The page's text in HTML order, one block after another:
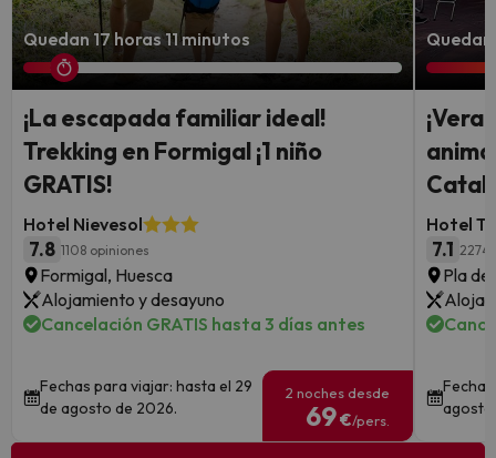
Quedan 17 horas 11 minutos
¡La escapada familiar ideal!
Trekking en Formigal ¡1 niño
GRATIS!
Hotel Nievesol
7.8 1108 opiniones
Formigal, Huesca
Alojamiento y desayuno
Cancelación GRATIS hasta 3 días antes
Fechas para viajar: hasta el 29
de agosto de 2026.
2 noches desde
69€/pers.
Quedan
Hotel
7.1 2274
Pla
agosto